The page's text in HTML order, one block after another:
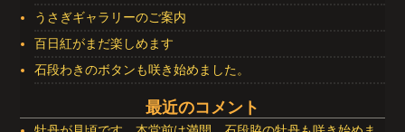
うさぎギャラリーのご案内
百日紅がまだ楽しめます
石段わきのボタンも咲き始めました。
最近のコメント